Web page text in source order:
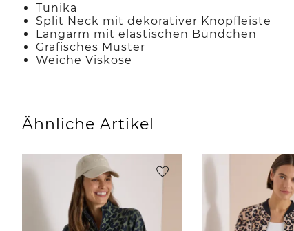
Tunika
Split Neck mit dekorativer Knopfleiste
Langarm mit elastischen Bündchen
Grafisches Muster
Weiche Viskose
Ähnliche Artikel